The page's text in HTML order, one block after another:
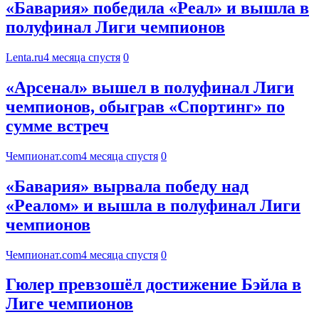
«Бавария» победила «Реал» и вышла в
полуфинал Лиги чемпионов
Lenta.ru4 месяца спустя 0
«Арсенал» вышел в полуфинал Лиги
чемпионов, обыграв «Спортинг» по
сумме встреч
Чемпионат.com4 месяца спустя 0
«Бавария» вырвала победу над
«Реалом» и вышла в полуфинал Лиги
чемпионов
Чемпионат.com4 месяца спустя 0
Гюлер превзошёл достижение Бэйла в
Лиге чемпионов